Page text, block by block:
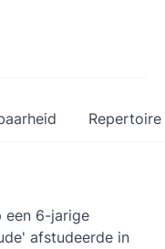
Repertoire
een 6-jarige
afstudeerde in